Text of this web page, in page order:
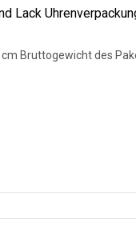
Lack
Bruttogewicht des